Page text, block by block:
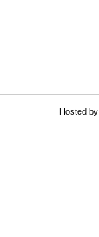
Hosted by